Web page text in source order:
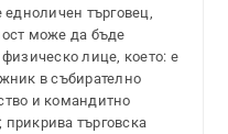
търговец,
може да бъде
лице, което: е
в събирателно
и командитно
търговска